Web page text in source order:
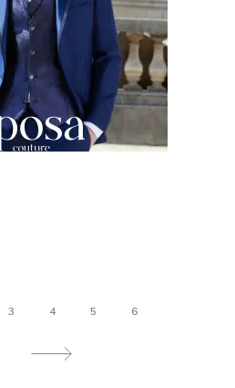
Lire la suite
3 4 5 6